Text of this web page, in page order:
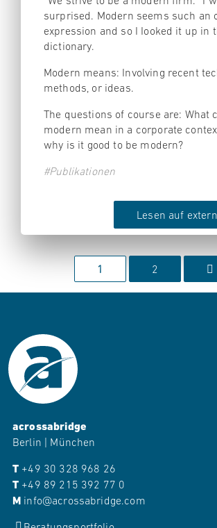
surprised. Modern seems such an
expression and so I Iooked it up in
dictionary.
Modern means: Involving recent
methods, or ideas.
The questions of course are: What
modern mean in a corporate
why is it good to be modern?
#Publikationen
Lesen auf
1 2
acrossabridge
Berlin | München
T +49 30 328 968 26
T +49 89 215 392 77 0
M info@acrossabridge.com